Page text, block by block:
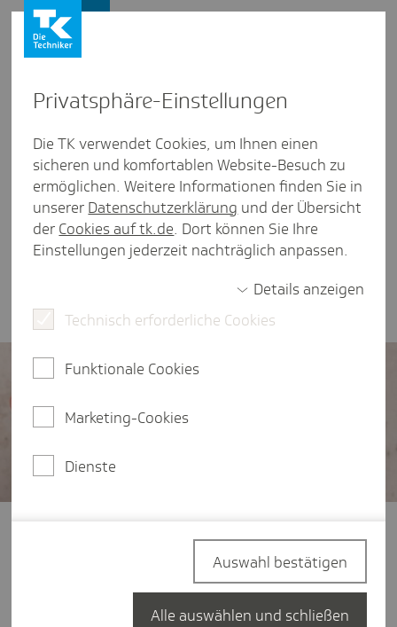
Leitung Vertriebs­part­ner-
Service 2.
weniger als eine Minute Lesezeit
Services TK-Vertriebspartnermanagement
Ich bin Leiter des Vertriebspartner-Service (VPS 2).
Wir stehen den TK-Vertriebspartnern als
zentraler und professionellerDienstleisterzur
Privat­sphäre-Einstel­lungen
Die TK verwendet Cookies, um Ihnen einen
sicheren und komfortablen Website-Besuch zu
ermöglichen. Weitere Informationen finden Sie in
unserer Datenschutzerklärung und der Übersicht
der Cookies auf tk.de. Dort können Sie Ihre
Einstellungen jederzeit nachträglich anpassen.
Details anzeigen
Technisch erforderliche Cookies
Funktionale Cookies
Marketing-Cookies
Dienste
Auswahl bestätigen
Alle auswählen und schließen